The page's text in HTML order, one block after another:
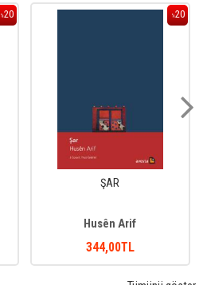
%20 %20
ŞAR
Husên Arif
344,00TL